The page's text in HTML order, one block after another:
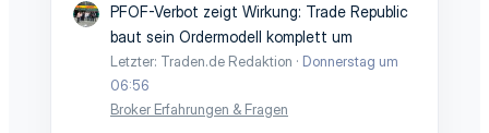
PFOF-Verbot zeigt Wirkung: Trade Republic
baut sein Ordermodell komplett um
Letzter: Traden.de Redaktion
Donnerstag um
06:56
Broker Erfahrungen & Fragen